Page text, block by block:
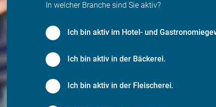
In welcher Branche sind Sie aktiv?
Ich bin aktiv im Hotel- und
Ich bin aktiv in der Bäckerei.
Ich bin aktiv in der Fleischerei.